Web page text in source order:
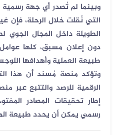
وبينما لم تُصدر أي جهة
التي نُقلت خلال الرحلة، فإن
الطويلة داخل المجال الجوي
دون إعلان مسبق، كلها
طبيعة العملية وأهدافها
وتؤكد منصة مُسند أن هذا
الرقمية للرصد والتتبع عبر
إطار تحقيقات المصادر
رسمي يمكن أن يحدد طبيعة